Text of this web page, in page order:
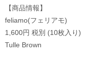
【商品情報】
feliamo(フェリアモ)
1,600円 税別 (10枚入り)
Tulle Brown